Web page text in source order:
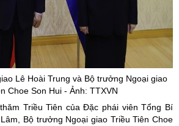
Lê Hoài Trung và Bộ trưởng Ngoại giao
ChoeSon Hui- Ảnh: TTXVN
Triều Tiên của Đặc phái viên Tổng Bí
Bộ trưởng Ngoại giao Triều Tiên Choe